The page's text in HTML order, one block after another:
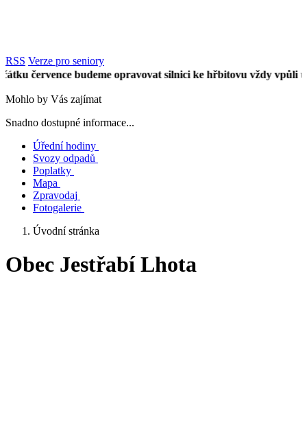
RSS Verze pro seniory
budeme opravovat silnici ke hřbitovu vždy vpůli
Mohlo by Vás zajímat
Snadno dostupné informace...
Úřední hodiny
Svozy odpadů
Poplatky
Mapa
Zpravodaj
Fotogalerie
Úvodní stránka
Obec Jestřabí Lhota